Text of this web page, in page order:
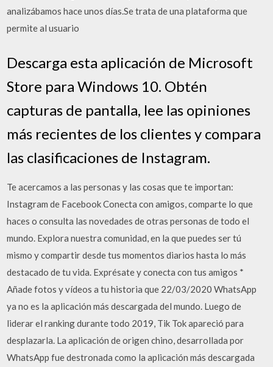
analizábamos hace unos días.Se trata de una plataforma que
permite al usuario
Descarga esta aplicación de Microsoft
Store para Windows 10. Obtén
capturas de pantalla, lee las opiniones
más recientes de los clientes y compara
las clasificaciones de Instagram.
Te acercamos a las personas y las cosas que te importan:
Instagram de Facebook Conecta con amigos, comparte lo que
haces o consulta las novedades de otras personas de todo el
mundo. Explora nuestra comunidad, en la que puedes ser tú
mismo y compartir desde tus momentos diarios hasta lo más
destacado de tu vida. Exprésate y conecta con tus amigos *
Añade fotos y vídeos a tu historia que 22/03/2020 WhatsApp
ya no es la aplicación más descargada del mundo. Luego de
liderar el ranking durante todo 2019, Tik Tok apareció para
desplazarla. La aplicación de origen chino, desarrollada por
WhatsApp fue destronada como la aplicación más descargada